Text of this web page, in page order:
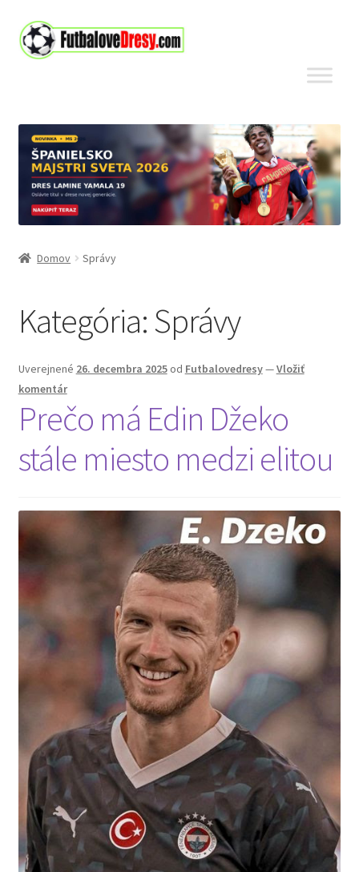
Preskočiť
na
Preskočiť
na
Domov Správy
Kategória:Správy
Uverejnené 26. decembra 2025od Futbalovedresy—Vložiť
komentár
Prečo má Edin Džeko
stále miesto medzi elitou